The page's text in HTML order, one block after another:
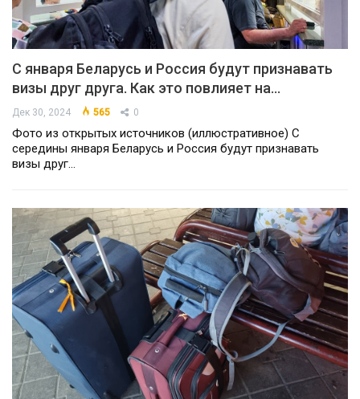
С января Беларусь и Россия будут признавать
визы друг друга. Как это повлияет на…
Дек 30, 2024 565 0
Фото из открытых источников (иллюстративное) С
середины января Беларусь и Россия будут признавать
визы друг…